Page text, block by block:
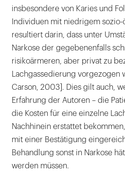
insbesondere von Karies und
Individuen mit niedrigem sozio-
resultiert darin, dass unter
Narkose der gegebenenfalls
risikoärmeren, aber privat zu
Lachgassedierung vorgezogen
Carson, 2003]. Dies gilt auch,
Erfahrung der Autoren – die
die Kosten für eine einzelne
Nachhinein erstattet
mit einer Bestätigung
Behandlung sonst in Narkose
werden müssen.